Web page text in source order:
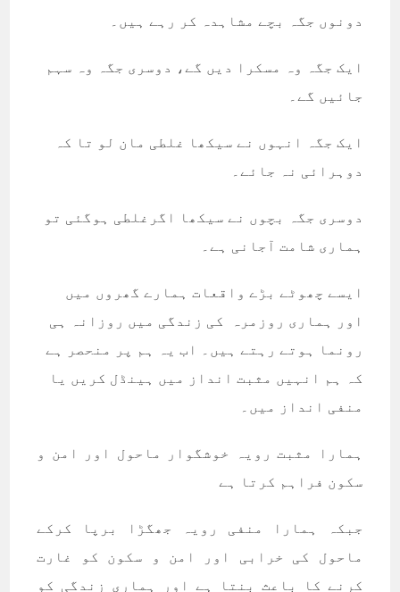
دونوں جگہ بچے مشاہدہ کر رہے ہیں۔
ایک جگہ وہ مسکرا دیں گے، دوسری جگہ وہ سہم
جائیں گے۔
ایک جگہ انہوں نے سیکھا غلطی مان لو تا کہ
دوہرائی نہ جائے۔
دوسری جگہ بچوں نے سیکھا اگرغلطی ہوگئی تو
ہماری شامت آجانی ہے۔
ایسے چھوٹے بڑے واقعات ہمارے گھروں میں
اور ہماری روزمرہ کی زندگی میں روزانہ ہی
رونما ہوتے رہتے ہیں۔ اب یہ ہم پر منحصر ہے
کہ ہم انہیں مثبت انداز میں ہینڈل کریں یا
منفی انداز میں۔
ہمارا مثبت رویہ خوشگوار ماحول اور امن و
سکون فراہم کرتا ہے
جبکہ ہمارا منفی رویہ جھگڑا برپا کرکے
ماحول کی خرابی اور امن و سکون کو غارت
کرنے کا باعث بنتا ہے اور ہماری زندگی کو